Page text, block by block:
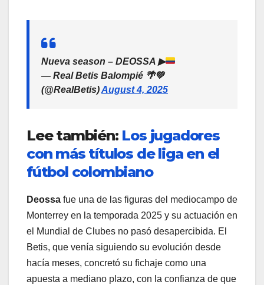
Nueva season – DEOSSA ▶
— Real Betis Balompié 🌴💚
(@RealBetis)August 4, 2025
Lee también: Los jugadores
con más títulos de liga en el
fútbol colombiano
Deossa fue una de las figuras del mediocampo de
Monterrey en la temporada 2025 y su actuación en
el Mundial de Clubes no pasó desapercibida. El
Betis, que venía siguiendo su evolución desde
hacía meses, concretó su fichaje como una
apuesta a mediano plazo, con la confianza de que